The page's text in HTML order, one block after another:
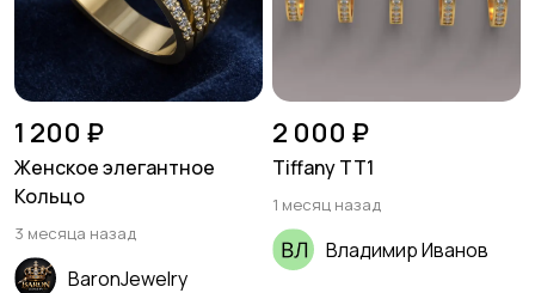
1 200 ₽
Женское элегантное
Кольцо
3 месяца назад
BaronJewelry
2 000 ₽
Tiffany TT1
1 месяц назад
Владимир Иванов